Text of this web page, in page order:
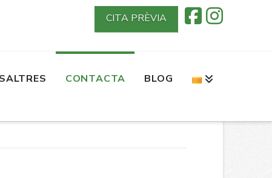
CITA PRÈVIA
CONTACTA BLOG